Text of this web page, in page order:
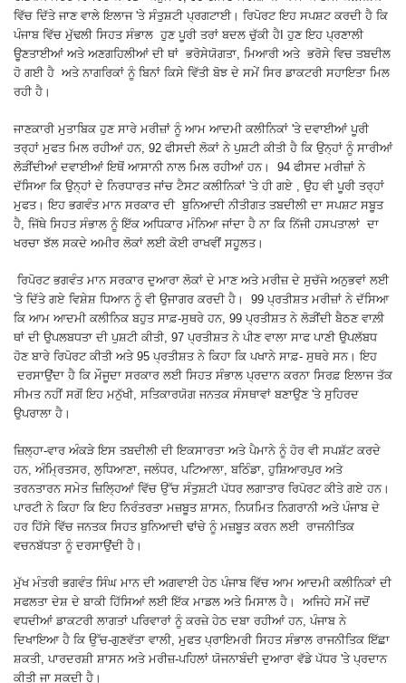
ਵਿੱਚ ਦਿੱਤੇ ਜਾਣ ਵਾਲੇ ਇਲਾਜ 'ਤੇ ਸੰਤੁਸ਼ਟੀ ਪ੍ਰਗਟਾਈ। ਰਿਪੋਰਟ ਇਹ ਸਪਸ਼ਟ ਕਰਦੀ ਹੈ ਕਿ
ਪੰਜਾਬ ਵਿੱਚ ਮੁੱਢਲੀ ਸਿਹਤ ਸੰਭਾਲ ਹੁਣ ਪੂਰੀ ਤਰਾਂ ਬਦਲ ਚੁੱਕੀ ਹੈI ਹੁਣ ਇਹ ਪ੍ਰਣਾਲੀ
ਊਣਤਾਈਆਂ ਅਤੇ ਅਣਗਹਿਲੀਆਂ ਦੀ ਥਾਂ ਭਰੋਸੇਯੋਗਤਾ, ਮਿਆਰੀ ਅਤੇ ਭਰੋਸੇ ਵਿਚ ਤਬਦੀਲ
ਹੋ ਗਈ ਹੈ ਅਤੇ ਨਾਗਰਿਕਾਂ ਨੂੰ ਬਿਨਾਂ ਕਿਸੇ ਵਿੱਤੀ ਬੋਝ ਦੇ ਸਮੇਂ ਸਿਰ ਡਾਕਟਰੀ ਸਹਾਇਤਾ ਮਿਲ
ਰਹੀ ਹੈ।
ਜਾਣਕਾਰੀ ਮੁਤਾਬਿਕ ਹੁਣ ਸਾਰੇ ਮਰੀਜ਼ਾਂ ਨੂੰ ਆਮ ਆਦਮੀ ਕਲੀਨਿਕਾਂ 'ਤੇ ਦਵਾਈਆਂ ਪੂਰੀ
ਤਰ੍ਹਾਂ ਮੁਫਤ ਮਿਲ ਰਹੀਆਂ ਹਨ, 92 ਫੀਸਦੀ ਲੋਕਾਂ ਨੇ ਪੁਸ਼ਟੀ ਕੀਤੀ ਹੈ ਕਿ ਉਨ੍ਹਾਂ ਨੂੰ ਸਾਰੀਆਂ
ਲੋੜੀਂਦੀਆਂ ਦਵਾਈਆਂ ਇਥੋਂ ਆਸਾਨੀ ਨਾਲ ਮਿਲ ਰਹੀਆਂ ਹਨ। 94 ਫੀਸਦ ਮਰੀਜ਼ਾਂ ਨੇ
ਦੱਸਿਆ ਕਿ ਉਨ੍ਹਾਂ ਦੇ ਨਿਰਧਾਰਤ ਜਾਂਚ ਟੈਸਟ ਕਲੀਨਿਕਾਂ 'ਤੇ ਹੀ ਗਏ , ਉਹ ਵੀ ਪੂਰੀ ਤਰ੍ਹਾਂ
ਮੁਫਤ। ਇਹ ਭਗਵੰਤ ਮਾਨ ਸਰਕਾਰ ਦੀ ਬੁਨਿਆਦੀ ਨੀਤੀਗਤ ਤਬਦੀਲੀ ਦਾ ਸਪਸ਼ਟ ਸਬੂਤ
ਹੈ, ਜਿੱਥੇ ਸਿਹਤ ਸੰਭਾਲ ਨੂੰ ਇੱਕ ਅਧਿਕਾਰ ਮੰਨਿਆ ਜਾਂਦਾ ਹੈ ਨਾ ਕਿ ਨਿੱਜੀ ਹਸਪਤਾਲਾਂ ਦਾ
ਖਰਚਾ ਝੱਲ ਸਕਦੇ ਅਮੀਰ ਲੋਕਾਂ ਲਈ ਕੋਈ ਰਾਖਵੀਂ ਸਹੂਲਤ।
ਰਿਪੋਰਟ ਭਗਵੰਤ ਮਾਨ ਸਰਕਾਰ ਦੁਆਰਾ ਲੋਕਾਂ ਦੇ ਮਾਣ ਅਤੇ ਮਰੀਜ਼ ਦੇ ਸੁਚੱਜੇ ਅਨੁਭਵਾਂ ਲਈ
'ਤੇ ਦਿੱਤੇ ਗਏ ਵਿਸ਼ੇਸ਼ ਧਿਆਨ ਨੂੰ ਵੀ ਉਜਾਗਰ ਕਰਦੀ ਹੈ। 99 ਪ੍ਰਤੀਸ਼ਤ ਮਰੀਜ਼ਾਂ ਨੇ ਦੱਸਿਆ
ਕਿ ਆਮ ਆਦਮੀ ਕਲੀਨਿਕ ਬਹੁਤ ਸਾਫ਼-ਸੁਥਰੇ ਹਨ, 99 ਪ੍ਰਤੀਸ਼ਤ ਨੇ ਲੋੜੀਂਦੀ ਬੈਠਣ ਵਾਲ਼ੀ
ਥਾਂ ਦੀ ਉਪਲਬਧਤਾ ਦੀ ਪੁਸ਼ਟੀ ਕੀਤੀ, 97 ਪ੍ਰਤੀਸ਼ਤ ਨੇ ਪੀਣ ਵਾਲਾ ਸਾਫ ਪਾਣੀ ਉਪਲੱਬਧ
ਹੋਣ ਬਾਰੇ ਰਿਪੋਰਟ ਕੀਤੀ ਅਤੇ 95 ਪ੍ਰਤੀਸ਼ਤ ਨੇ ਕਿਹਾ ਕਿ ਪਖਾਨੇ ਸਾਫ਼- ਸੁਥਰੇ ਸਨ। ਇਹ
ਦਰਸਾਉਂਦਾ ਹੈ ਕਿ ਮੌਜੂਦਾ ਸਰਕਾਰ ਲਈ ਸਿਹਤ ਸੰਭਾਲ ਪ੍ਰਦਾਨ ਕਰਨਾ ਸਿਰਫ਼ ਇਲਾਜ ਤੱਕ
ਸੀਮਤ ਨਹੀਂ ਸਗੋਂ ਇਹ ਮਨੁੱਖੀ, ਸਤਿਕਾਰਯੋਗ ਜਨਤਕ ਸੰਸਥਾਵਾਂ ਬਣਾਉਣ 'ਤੇ ਸੁਹਿਰਦ
ਉਪਰਾਲਾ ਹੈ।
ਜ਼ਿਲ੍ਹਾ-ਵਾਰ ਅੰਕੜੇ ਇਸ ਤਬਦੀਲੀ ਦੀ ਇਕਸਾਰਤਾ ਅਤੇ ਪੈਮਾਨੇ ਨੂੰ ਹੋਰ ਵੀ ਸਪਸ਼ੱਟ ਕਰਦੇ
ਹਨ, ਅੰਮ੍ਰਿਤਸਰ, ਲੁਧਿਆਣਾ, ਜਲੰਧਰ, ਪਟਿਆਲਾ, ਬਠਿੰਡਾ, ਹੁਸ਼ਿਆਰਪੁਰ ਅਤੇ
ਤਰਨਤਾਰਨ ਸਮੇਤ ਜ਼ਿਲ੍ਹਿਆਂ ਵਿੱਚ ਉੱਚ ਸੰਤੁਸ਼ਟੀ ਪੱਧਰ ਲਗਾਤਾਰ ਰਿਪੋਰਟ ਕੀਤੇ ਗਏ ਹਨ।
ਪਾਰਟੀ ਨੇ ਕਿਹਾ ਕਿ ਇਹ ਨਿਰੰਤਰਤਾ ਮਜ਼ਬੂਤ ਸ਼ਾਸਨ, ਨਿਯਮਿਤ ਨਿਗਰਾਨੀ ਅਤੇ ਪੰਜਾਬ ਦੇ
ਹਰ ਹਿੱਸੇ ਵਿੱਚ ਜਨਤਕ ਸਿਹਤ ਬੁਨਿਆਦੀ ਢਾਂਚੇ ਨੂੰ ਮਜ਼ਬੂਤ ਕਰਨ ਲਈ ਰਾਜਨੀਤਿਕ
ਵਚਨਬੱਧਤਾ ਨੂੰ ਦਰਸਾਉਂਦੀ ਹੈ।
ਮੁੱਖ ਮੰਤਰੀ ਭਗਵੰਤ ਸਿੰਘ ਮਾਨ ਦੀ ਅਗਵਾਈ ਹੇਠ ਪੰਜਾਬ ਵਿੱਚ ਆਮ ਆਦਮੀ ਕਲੀਨਿਕਾਂ ਦੀ
ਸਫਲਤਾ ਦੇਸ਼ ਦੇ ਬਾਕੀ ਹਿੱਸਿਆਂ ਲਈ ਇੱਕ ਮਾਡਲ ਅਤੇ ਮਿਸਾਲ ਹੈ। ਅਜਿਹੇ ਸਮੇਂ ਜਦੋਂ
ਵਧਦੀਆਂ ਡਾਕਟਰੀ ਲਾਗਤਾਂ ਪਰਿਵਾਰਾਂ ਨੂੰ ਕਰਜ਼ੇ ਹੇਠ ਦਬਾ ਰਹੀਆਂ ਹਨ, ਪੰਜਾਬ ਨੇ
ਦਿਖਾਇਆ ਹੈ ਕਿ ਉੱਚ-ਗੁਣਵੱਤਾ ਵਾਲੀ, ਮੁਫਤ ਪ੍ਰਾਇਮਰੀ ਸਿਹਤ ਸੰਭਾਲ ਰਾਜਨੀਤਿਕ ਇੱਛਾ
ਸ਼ਕਤੀ, ਪਾਰਦਰਸ਼ੀ ਸ਼ਾਸਨ ਅਤੇ ਮਰੀਜ਼-ਪਹਿਲਾਂ ਯੋਜਨਾਬੰਦੀ ਦੁਆਰਾ ਵੱਡੇ ਪੱਧਰ 'ਤੇ ਪ੍ਰਦਾਨ
ਕੀਤੀ ਜਾ ਸਕਦੀ ਹੈ।